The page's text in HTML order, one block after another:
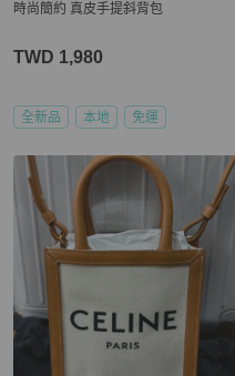
時尚簡約 真皮手提斜背包
TWD 1,980
全新品 本地 免運